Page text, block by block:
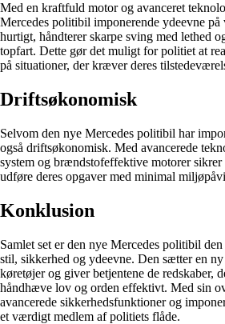
Med en kraftfuld motor og avanceret
Mercedes politibil imponerende ydeevne på
hurtigt, håndterer skarpe sving med lethed
topfart. Dette gør det muligt for politiet at
på situationer, der kræver deres
Driftsøkonomisk
Selvom den nye Mercedes politibil har
også driftsøkonomisk. Med avancerede
system og brændstofeffektive motorer
udføre deres opgaver med minimal
Konklusion
Samlet set er den nye Mercedes politibil
stil, sikkerhed og ydeevne. Den sætter en
køretøjer og giver betjentene de redskaber,
håndhæve lov og orden effektivt. Med sin
avancerede sikkerhedsfunktioner og
et værdigt medlem af politiets flåde.